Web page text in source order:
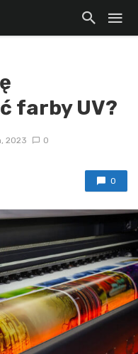
farby UV?
2023 0
0